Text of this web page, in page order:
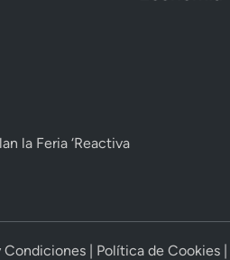
la Feria ‘Reactiva
Condiciones Política de Cookies